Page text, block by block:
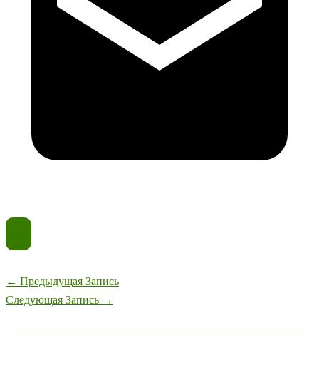
← Предыдущая Запись
Следующая Запись →